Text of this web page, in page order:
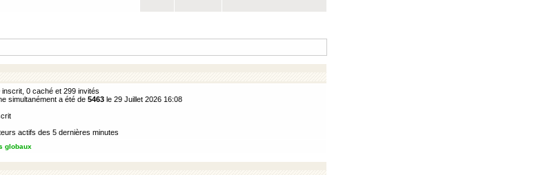
0 caché et 299 invités
simultanément a été de 5463 le 29 Juillet 2026 16:08
actifs des 5 dernières minutes
globaux